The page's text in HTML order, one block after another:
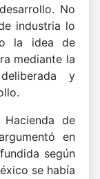
No
industria lo
la idea de
mediante la
y
Hacienda de
en
según
se había